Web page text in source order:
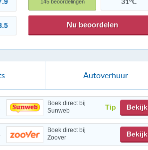
145beoordelingen
Nu beoordelen
Autoverhuur
Boek direct bij
Sunweb
Tip Bekijk
Boek direct bij
Zoover
Bekijk